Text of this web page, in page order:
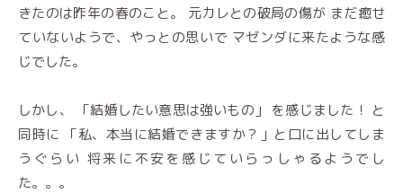
きたのは昨年の春のこと。 元カレとの破局の傷が まだ癒せ
ていないようで、やっとの思いで マゼンダに来たような感
じでした。
しかし、 「結婚したい意思は強いもの」 を感じました！ と
同時に 「私、本当に結婚できますか？」と口に出してしま
うぐらい 将来に不安を感じていらっしゃるようでし
た。。。